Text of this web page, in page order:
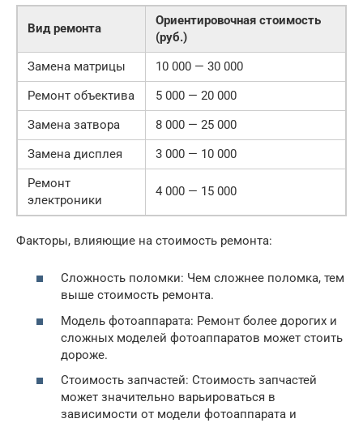
Вид ремонта
Ориентировочная стоимость
(руб.)
Замена матрицы
10 000 — 30 000
Ремонт объектива
5 000 — 20 000
Замена затвора
8 000 — 25 000
Замена дисплея
3 000 — 10 000
Ремонт
электроники
4 000 — 15 000
Факторы, влияющие на стоимость ремонта:
Сложность поломки: Чем сложнее поломка, тем
выше стоимость ремонта.
Модель фотоаппарата: Ремонт более дорогих и
сложных моделей фотоаппаратов может стоить
дороже.
Стоимость запчастей: Стоимость запчастей
может значительно варьироваться в
зависимости от модели фотоаппарата и